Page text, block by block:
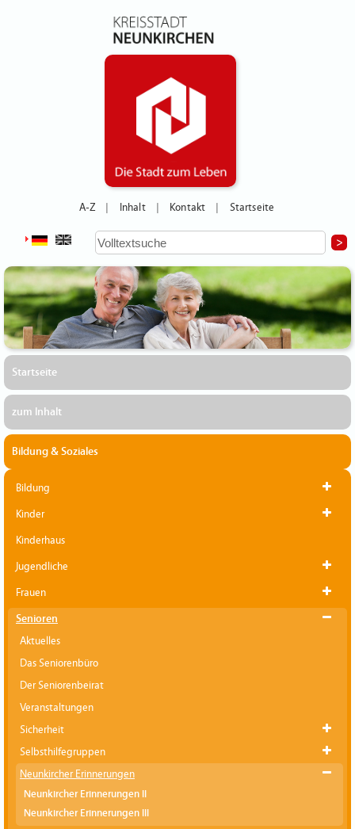
A-Z Inhalt Kontakt Startseite
Startseite
zum Inhalt
Bildung & Soziales
Bildung
Kinder
Kinderhaus
Jugendliche
Frauen
Senioren
Aktuelles
Das Seniorenbüro
Der Seniorenbeirat
Veranstaltungen
Sicherheit
Selbsthilfegruppen
Neunkircher Erinnerungen
Neunkircher Erinnerungen II
Neunkircher Erinnerungen III